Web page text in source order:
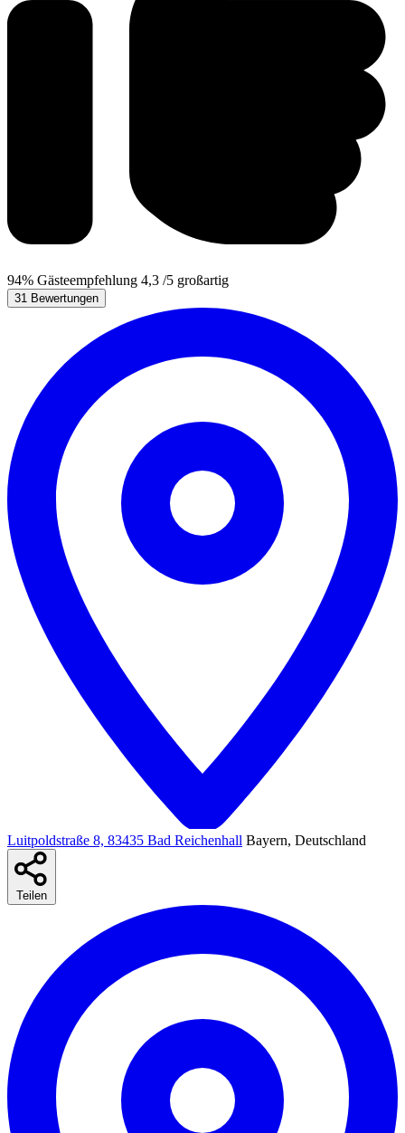
94% Gästeempfehlung 4,3 /5 großartig
31 Bewertungen
Luitpoldstraße 8, 83435 Bad Reichenhall Bayern, Deutschland
Teilen